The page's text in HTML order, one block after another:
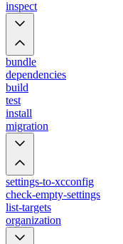
inspect
bundle
dependencies
build
test
install
migration
settings-to-xcconfig
check-empty-settings
list-targets
organization